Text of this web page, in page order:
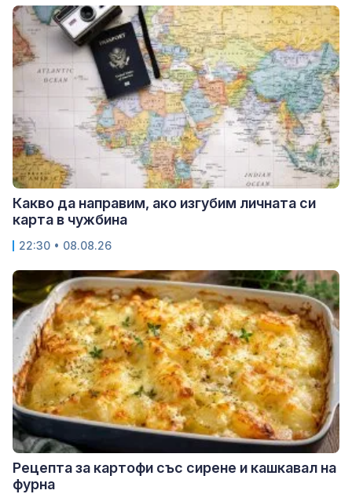
Какво да направим, ако изгубим личната си
карта в чужбина
22:30 • 08.08.26
Рецепта за картофи със сирене и кашкавал на
фурна